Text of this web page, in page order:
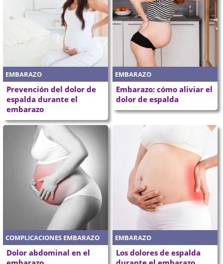
EMBARAZO
Prevención del dolor de
espalda durante el
embarazo
EMBARAZO
Embarazo: cómo aliviar el
dolor de espalda
COMPLICACIONES EMBARAZO
Dolor abdominal en el
EMBARAZO
Los dolores de espalda